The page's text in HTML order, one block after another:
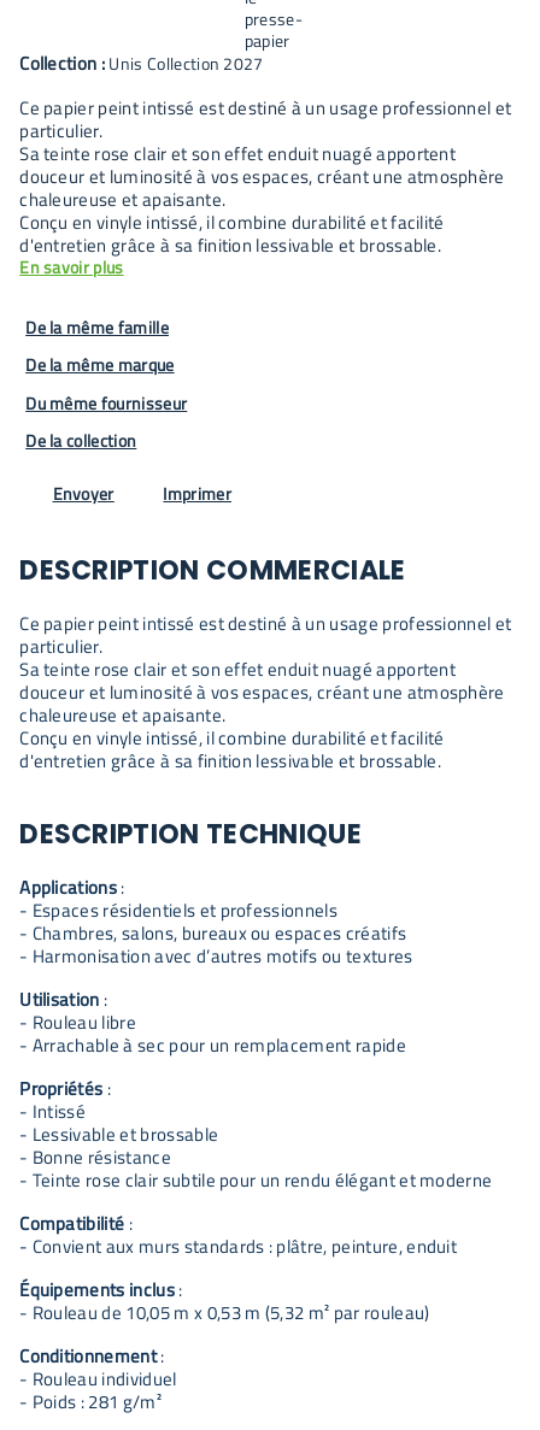
Collection :Unis Collection 2027
Ce papier peint intissé est destiné à un usage professionnel et
particulier.
Sa teinte rose clair et son effet enduit nuagé apportent
douceur et luminosité à vos espaces, créant une atmosphère
chaleureuse et apaisante.
Conçu en vinyle intissé, il combine durabilité et facilité
d'entretien grâce à sa finition lessivable et brossable.
En savoir plus
De la même famille
De la même marque
Du même fournisseur
De la collection
Envoyer Imprimer
DESCRIPTION COMMERCIALE
Ce papier peint intissé est destiné à un usage professionnel et
particulier.
Sa teinte rose clair et son effet enduit nuagé apportent
douceur et luminosité à vos espaces, créant une atmosphère
chaleureuse et apaisante.
Conçu en vinyle intissé, il combine durabilité et facilité
d'entretien grâce à sa finition lessivable et brossable.
DESCRIPTION TECHNIQUE
Applications:
- Espaces résidentiels et professionnels
- Chambres, salons, bureaux ou espaces créatifs
- Harmonisation avec d’autres motifs ou textures
Utilisation :
- Rouleau libre
- Arrachable à sec pour un remplacement rapide
Propriétés :
- Intissé
- Lessivable et brossable
- Bonne résistance
- Teinte rose clair subtile pour un rendu élégant et moderne
Compatibilité :
- Convient aux murs standards : plâtre, peinture, enduit
Équipements inclus:
- Rouleau de 10,05 m x 0,53 m (5,32 m² par rouleau)
Conditionnement:
- Rouleau individuel
- Poids : 281 g/m²